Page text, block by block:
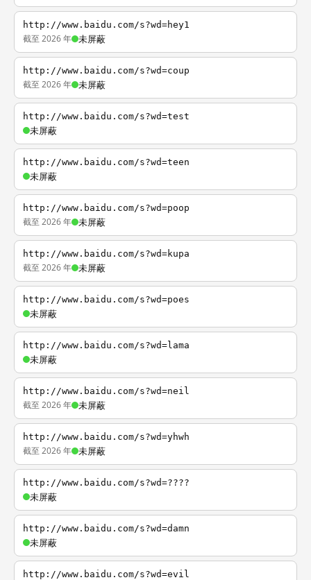
http://www.baidu.com/s?wd=hey1
截至 2026 年 未屏蔽
http://www.baidu.com/s?wd=coup
截至 2026 年 未屏蔽
http://www.baidu.com/s?wd=test
未屏蔽
http://www.baidu.com/s?wd=teen
未屏蔽
http://www.baidu.com/s?wd=poop
截至 2026 年 未屏蔽
http://www.baidu.com/s?wd=kupa
截至 2026 年 未屏蔽
http://www.baidu.com/s?wd=poes
未屏蔽
http://www.baidu.com/s?wd=lama
未屏蔽
http://www.baidu.com/s?wd=neil
截至 2026 年 未屏蔽
http://www.baidu.com/s?wd=yhwh
截至 2026 年 未屏蔽
http://www.baidu.com/s?wd=????
未屏蔽
http://www.baidu.com/s?wd=damn
未屏蔽
http://www.baidu.com/s?wd=evil